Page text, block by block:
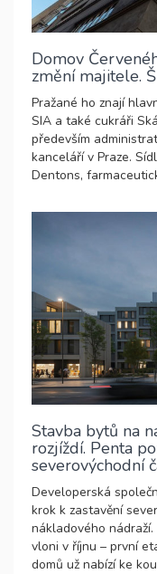
Domov
změní majitele.
Pražané ho znají
SIA a také cukráři
především
kanceláří v Praze.
Dentons,
Stavba bytů na
rozjíždí. Penta
severovýchodní
Developerská
krok k zastavění
nákladového
vloni v říjnu – první
domů už nabízí ke